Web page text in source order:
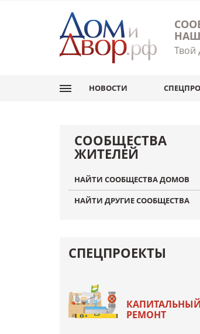
Твой
НОВОСТИ
СООБЩЕСТВА
ЖИТЕЛЕЙ
НАЙТИ СООБЩЕСТВА ДОМОВ
НАЙТИ ДРУГИЕ СООБЩЕСТВА
СПЕЦПРОЕКТЫ
КАПИТАЛЬНЫЙ
РЕМОНТ